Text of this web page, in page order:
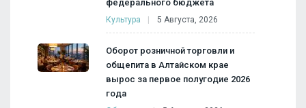
федерального бюджета
Культура 5 Августа, 2026
Оборот розничной торговли и
общепита в Алтайском крае
вырос за первое полугодие 2026
года